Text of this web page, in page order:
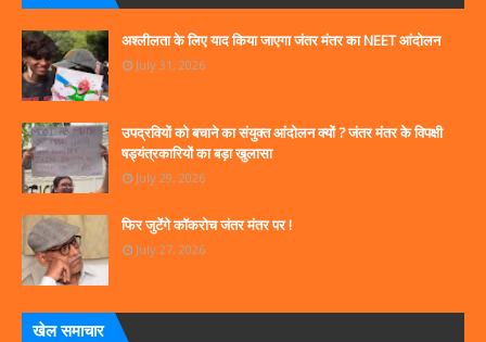
अश्लीलता के लिए याद किया जाएगा जंतर मंतर का NEET आंदोलन
July 31, 2026
उपद्रवियों को बचाने का संयुक्त आंदोलन क्यों ? जंतर मंतर के विपक्षी
षड्यंत्रकारियों का बड़ा खुलासा
July 29, 2026
फिर जुटेंगे कॉकरोच जंतर मंतर पर !
July 27, 2026
खेल समाचार